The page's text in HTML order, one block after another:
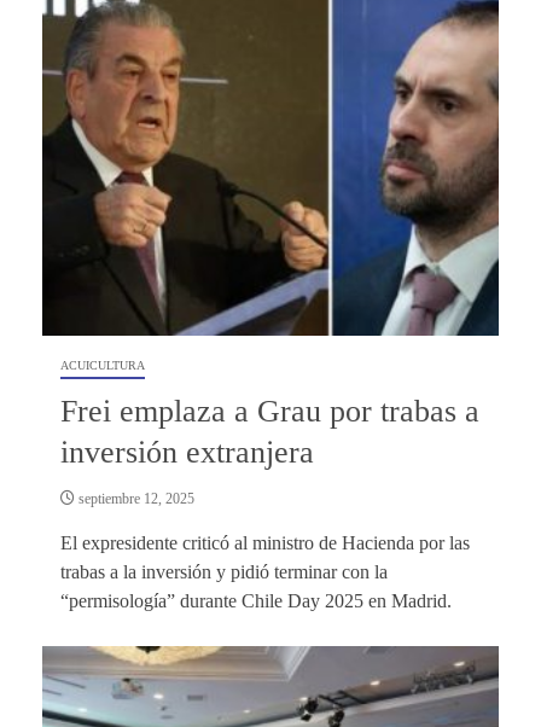
ACUICULTURA
Frei emplaza a Grau por trabas a
inversión extranjera
septiembre 12, 2025
El expresidente criticó al ministro de Hacienda por las
trabas a la inversión y pidió terminar con la
“permisología” durante Chile Day 2025 en Madrid.